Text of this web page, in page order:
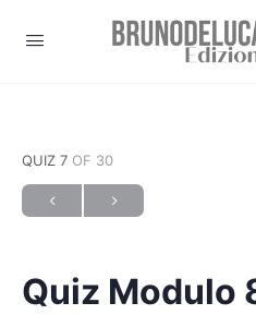
QUIZ 7 OF 30
Quiz Modulo